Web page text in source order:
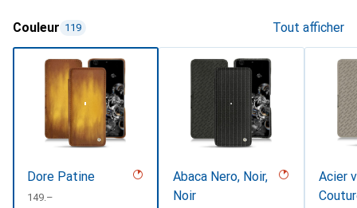
Couleur 119 Tout afficher
Dore Patine
CHF
149.–
Abaca Nero, Noir,
Noir
Acier